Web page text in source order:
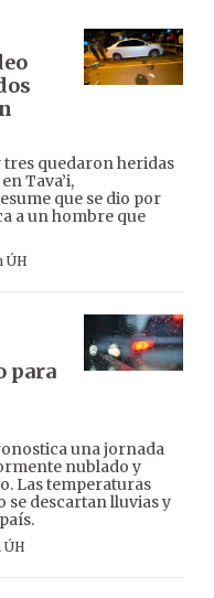
quedaron heridas
Tava’i,
que se dio por
a un hombre que
ÚH
para
una jornada
nublado y
Las temperaturas
se descartan lluvias y
ÚH